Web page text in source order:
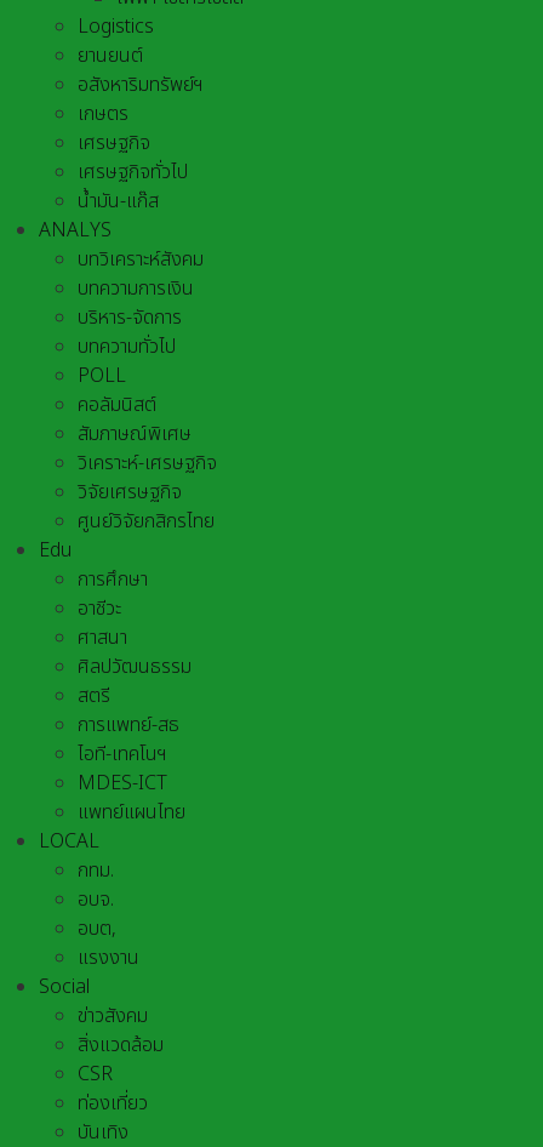
Logistics
ยานยนต์
อสังหาริมทรัพย์ฯ
เกษตร
เศรษฐกิจ
เศรษฐกิจทั่วไป
น้ำมัน-แก๊ส
ANALYS
บทวิเคราะห์สังคม
บทความการเงิน
บริหาร-จัดการ
บทความทั่วไป
POLL
คอลัมนิสต์
สัมภาษณ์พิเศษ
วิเคราะห์-เศรษฐกิจ
วิจัยเศรษฐกิจ
ศูนย์วิจัยกสิกรไทย
Edu
การศึกษา
อาชีวะ
ศาสนา
ศิลปวัฒนธรรม
สตรี
การแพทย์-สธ
ไอที-เทคโนฯ
MDES-ICT
แพทย์แผนไทย
LOCAL
กทม.
อบจ.
อบต,
แรงงาน
Social
ข่าวสังคม
สิ่งแวดล้อม
CSR
ท่องเที่ยว
บันเทิง